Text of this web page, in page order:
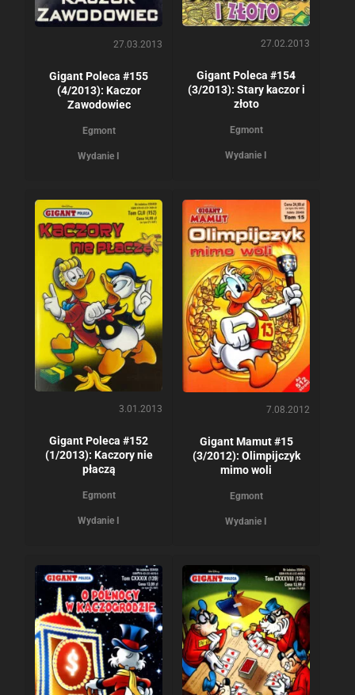
27.03.2013
Gigant Poleca #155
(4/2013): Kaczor
Zawodowiec
Egmont
Wydanie I
27.02.2013
Gigant Poleca #154
(3/2013): Stary kaczor i
złoto
Egmont
Wydanie I
3.01.2013
Gigant Poleca #152
(1/2013): Kaczory nie
płaczą
Egmont
Wydanie I
7.08.2012
Gigant Mamut #15
(3/2012): Olimpijczyk
mimo woli
Egmont
Wydanie I